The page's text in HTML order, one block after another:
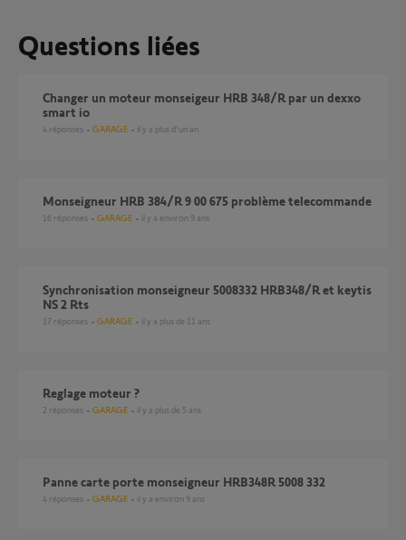
Questions liées
changer un moteur monseigeur HRB 348/R par un dexxo
smart io
4 réponses GARAGE il y a plus d'un an
Monseigneur HRB 384/R 9 00 675 problème telecommande
16 réponses GARAGE il y a environ 9 ans
Synchronisation monseigneur 5008332 HRB348/R et keytis
NS 2 Rts
17 réponses GARAGE il y a plus de 11 ans
reglage moteur ?
2 réponses GARAGE il y a plus de 5 ans
panne carte porte monseigneur HRB348R 5008 332
4 réponses GARAGE il y a environ 9 ans